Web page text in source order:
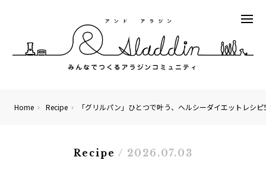
Home Recipe 「グリルパン」ひとつで叶う、ヘルシーダイエットレシピ
Recipe / 2026.07.03